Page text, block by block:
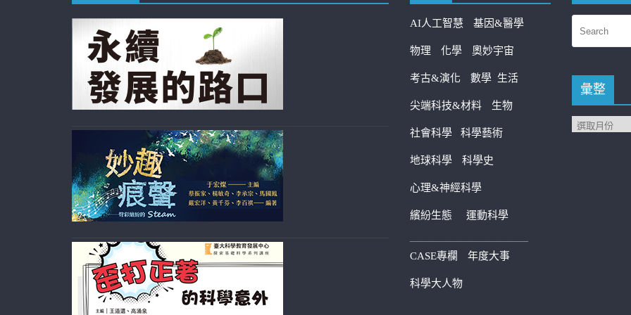
AI人工智慧 基因&醫學
物理 化學 奧妙宇宙
考古&演化 數學 生活
尖端科技&材料 生物
社會科學 科學藝術
地球科學 科學史
心理&神經科學
繽紛生態 運動科學
————————————
CASE專欄 年度大事
科學大人物
彙整